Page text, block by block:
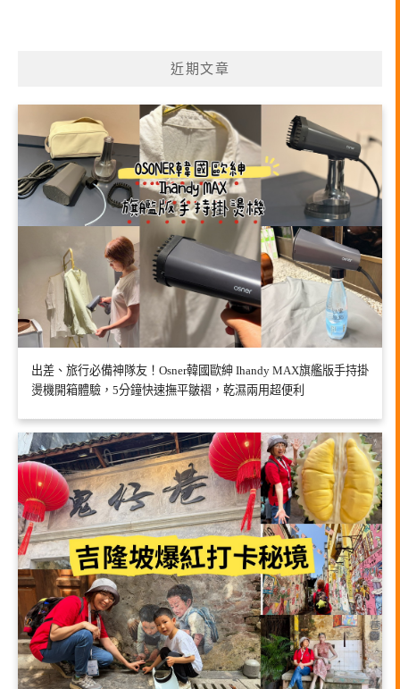
近期文章
出差、旅行必備神隊友！Osner韓國歐紳 Ihandy MAX旗艦版手持掛
燙機開箱體驗，5分鐘快速撫平皺褶，乾濕兩用超便利